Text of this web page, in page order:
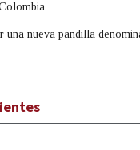
una nueva pandilla